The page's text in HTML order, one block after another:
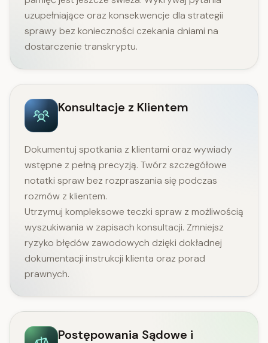
uzupełniające oraz konsekwencje dla strategii
sprawy bez konieczności czekania dniami na
dostarczenie transkryptu.
Konsultacje z Klientem
Dokumentuj spotkania z klientami oraz wywiady
wstępne z pełną precyzją. Twórz szczegółowe
notatki spraw bez rozpraszania się podczas
rozmów z klientem.
Utrzymuj kompleksowe teczki spraw z możliwością
wyszukiwania w zapisach konsultacji. Zmniejsz
ryzyko błędów zawodowych dzięki dokładnej
dokumentacji instrukcji klienta oraz porad
prawnych.
Postępowania Sądowe i